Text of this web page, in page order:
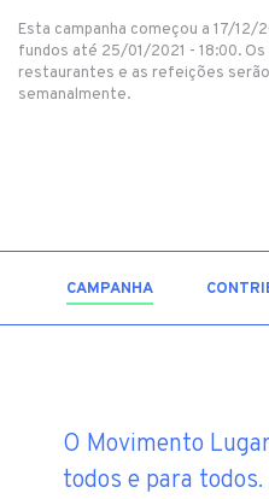
Esta campanha começou a 17/12/
fundos até 25/01/2021 - 18:00.
restaurantes e as refeições
semanalmente.
CAMPANHA
O Movimento
todos e para